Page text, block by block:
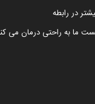
در رابطه
ما به راحتی درمان می